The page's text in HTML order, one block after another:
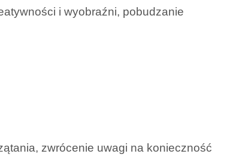
i wyobraźni, pobudzanie
zwrócenie uwagi na konieczność